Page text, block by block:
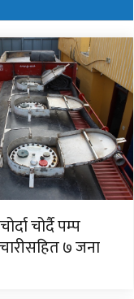
चोर्दै पम्प
७ जना